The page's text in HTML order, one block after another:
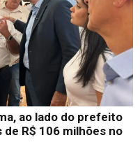
ao lado do prefeito
R$ 106 milhões no